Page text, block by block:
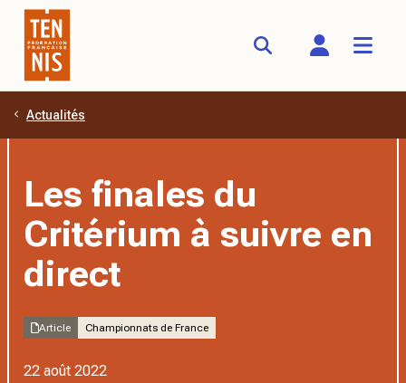
Aller au contenu principal
Actualités
Les finales du
Critérium à suivre en
direct
Article Championnats de France
22 août 2022